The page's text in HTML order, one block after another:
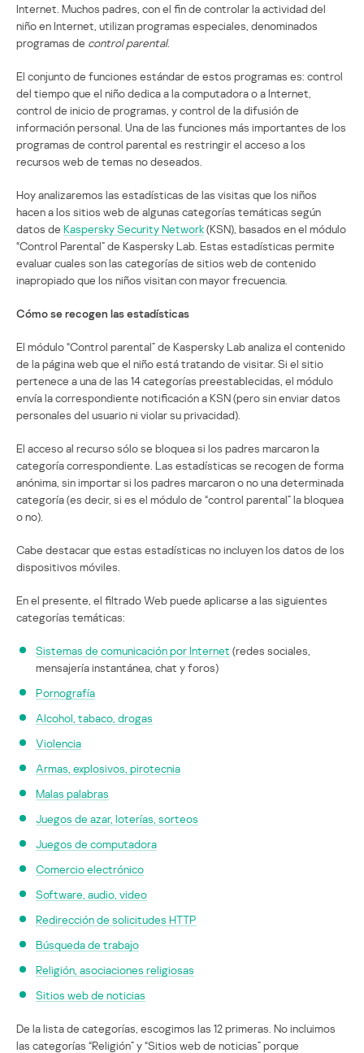
Internet. Muchos padres, con el fin de controlar la actividad del
niño en Internet, utilizan programas especiales, denominados
programas de control parental.
El conjunto de funciones estándar de estos programas es: control
del tiempo que el niño dedica a la computadora o a Internet,
control de inicio de programas, y control de la difusión de
información personal. Una de las funciones más importantes de los
programas de control parental es restringir el acceso a los
recursos web de temas no deseados.
Hoy analizaremos las estadísticas de las visitas que los niños
hacen a los sitios web de algunas categorías temáticas según
datos de Kaspersky Security Network(KSN), basados en el módulo
“Control Parental” de Kaspersky Lab. Estas estadísticas permite
evaluar cuales son las categorías de sitios web de contenido
inapropiado que los niños visitan con mayor frecuencia.
Cómo se recogen las estadísticas
El módulo “Control parental” de Kaspersky Lab analiza el contenido
de la página web que el niño está tratando de visitar. Si el sitio
pertenece a una de las 14 categorías preestablecidas, el módulo
envía la correspondiente notificación a KSN (pero sin enviar datos
personales del usuario ni violar su privacidad).
El acceso al recurso sólo se bloquea si los padres marcaron la
categoría correspondiente. Las estadísticas se recogen de forma
anónima, sin importar si los padres marcaron o no una determinada
categoría (es decir, si es el módulo de “control parental” la bloquea
o no).
Cabe destacar que estas estadísticas no incluyen los datos de los
dispositivos móviles.
En el presente, el filtrado Web puede aplicarse a las siguientes
categorías temáticas:
Sistemas de comunicación por Internet (redes sociales,
mensajería instantánea, chat y foros)
Pornografía
Alcohol, tabaco, drogas
Violencia
Armas, explosivos, pirotecnia
Malas palabras
Juegos de azar, loterías, sorteos
Juegos de computadora
Comercio electrónico
Software, audio, video
Redirección de solicitudes HTTP
Búsqueda de trabajo
Religión, asociaciones religiosas
Sitios web de noticias
De la lista de categorías, escogimos las 12 primeras. No incluimos
las categorías “Religión” y “Sitios web de noticias” porque